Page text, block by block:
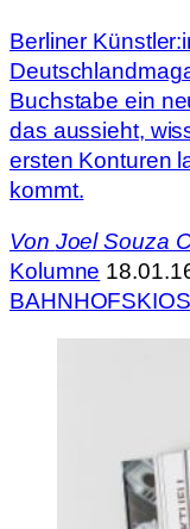
Berliner
Buchstabe ein
das aussieht,
ersten Konturen
kommt.
Von Joel Souza
Kolumne